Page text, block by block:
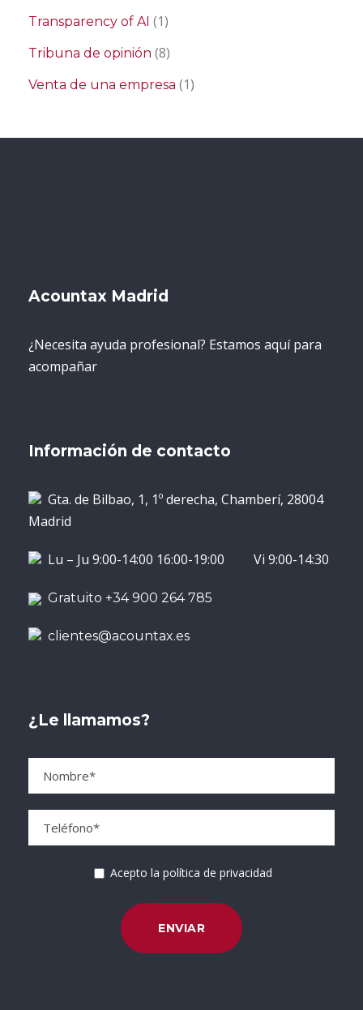
Transparency of AI (1)
Tribuna de opinión (8)
Venta de una empresa (1)
Acountax Madrid
¿Necesita ayuda profesional? Estamos aquí para
acompañar
Información de contacto
Gta. de Bilbao, 1, 1º derecha, Chamberí, 28004
Madrid
Lu – Ju 9:00-14:00 16:00-19:00 Vi 9:00-14:30
Gratuito +34 900 264 785
clientes@acountax.es
¿Le llamamos?
Acepto la política de privacidad